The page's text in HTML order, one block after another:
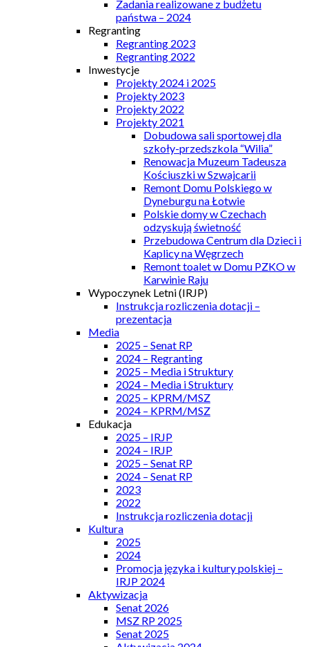
Zadania realizowane z budżetu
państwa – 2024
Regranting
Regranting 2023
Regranting 2022
Inwestycje
Projekty 2024 i 2025
Projekty 2023
Projekty 2022
Projekty 2021
Dobudowa sali sportowej dla
szkoły-przedszkola “Wilia”
Renowacja Muzeum Tadeusza
Kościuszki w Szwajcarii
Remont Domu Polskiego w
Dyneburgu na Łotwie
Polskie domy w Czechach
odzyskują świetność
Przebudowa Centrum dla Dzieci i
Kaplicy na Węgrzech
Remont toalet w Domu PZKO w
Karwinie Raju
Wypoczynek Letni (IRJP)
Instrukcja rozliczenia dotacji –
prezentacja
Media
2025 – Senat RP
2024 – Regranting
2025 – Media i Struktury
2024 – Media i Struktury
2025 – KPRM/MSZ
2024 – KPRM/MSZ
Edukacja
2025 – IRJP
2024 – IRJP
2025 – Senat RP
2024 – Senat RP
2023
2022
Instrukcja rozliczenia dotacji
Kultura
2025
2024
Promocja języka i kultury polskiej –
IRJP 2024
Aktywizacja
Senat 2026
MSZ RP 2025
Senat 2025